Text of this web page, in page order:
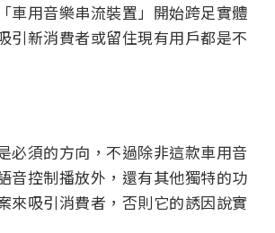
車用音樂串流裝置」開始跨足實體
引新消費者或留住現有用戶都是不
必須的方向，不過除非這款車用音
音控制播放外，還有其他獨特的功
來吸引消費者，否則它的誘因說實